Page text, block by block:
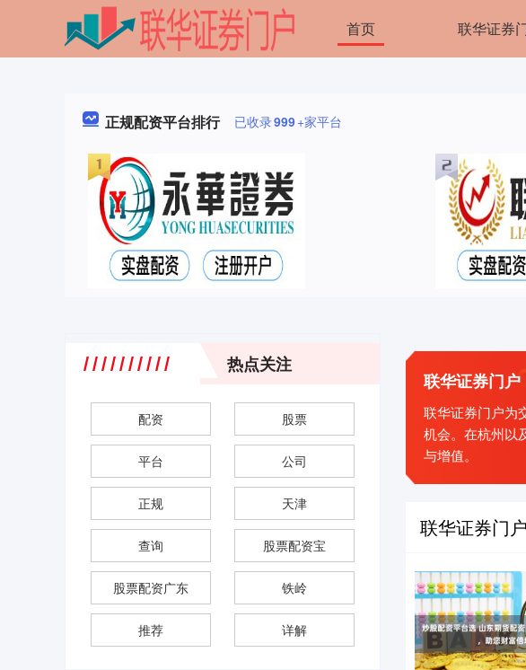
首页 联华证券
正规配资平台排行 已收录999+家平台
联华证券门户
联华证券门户为
机会。在杭州以
与增值。
联华证券门
热点关注
配资 股票
平台 公司
正规 天津
查询 股票配资宝
股票配资广东 铁岭
推荐 详解